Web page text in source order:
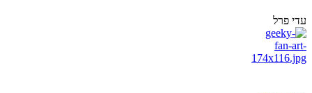
עדי פרל